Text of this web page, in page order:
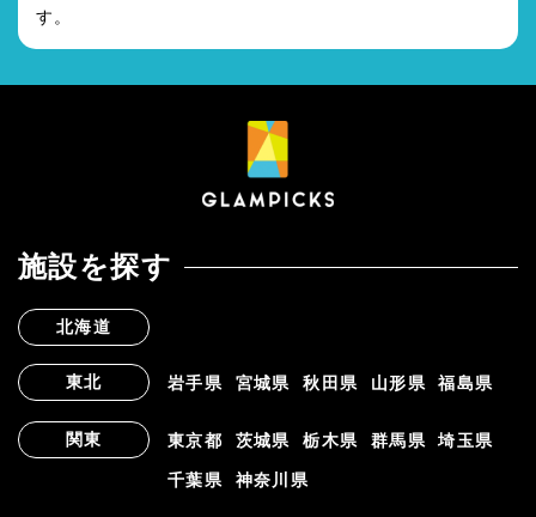
す。
施設を探す
北海道
東北 岩手県 宮城県 秋田県 山形県 福島県
関東 東京都 茨城県 栃木県 群馬県 埼玉県
千葉県 神奈川県